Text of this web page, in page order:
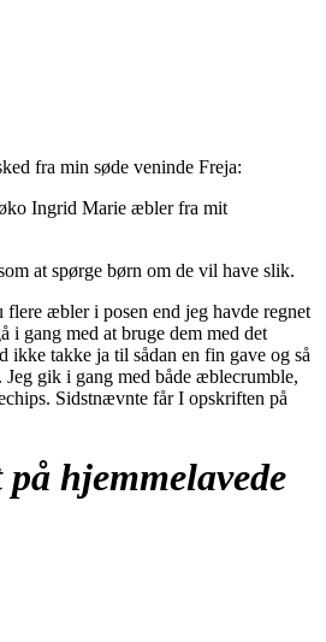
fra min søde veninde Freja:
Ingrid Marie æbler fra mit
at spørge børn om de vil have slik.
æbler i posen end jeg havde regnet
i gang med at bruge dem med det
ikke takke ja til sådan en fin gave og så
gik i gang med både æblecrumble,
Sidstnævnte får I opskriften på
hjemmelavede